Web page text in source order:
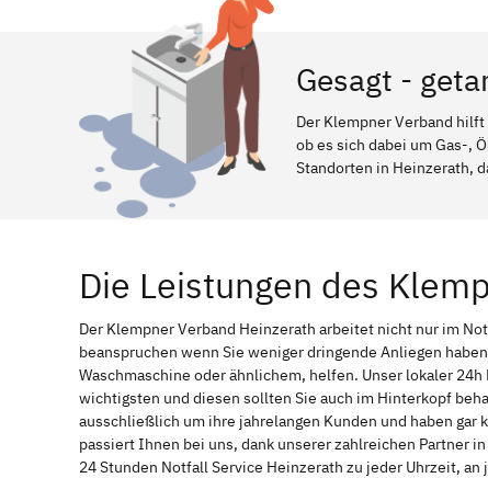
Gesagt -
Der Klempner Verband
ob es sich dabei um Gas-,
Standorten in Heinzerath,
Die Leistungen des
Der Klempner Verband Heinzerath arbeitet nicht nur im
beanspruchen wenn Sie weniger dringende Anliegen
Waschmaschine oder ähnlichem, helfen. Unser lokaler
wichtigsten und diesen sollten Sie auch im Hinterkopf
ausschließlich um ihre jahrelangen Kunden und haben
passiert Ihnen bei uns, dank unserer zahlreichen Partner
24 Stunden Notfall Service Heinzerath zu jeder Uhrzeit,